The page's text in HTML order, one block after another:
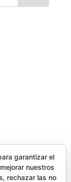
garantizar el
nuestros
rechazar las no